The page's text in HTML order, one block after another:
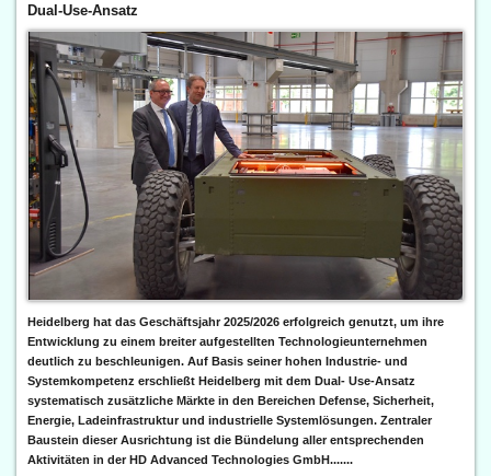
Dual-Use-Ansatz
Heidelberg hat das Geschäftsjahr 2025/2026 erfolgreich genutzt, um ihre
Entwicklung zu einem breiter aufgestellten Technologieunternehmen
deutlich zu beschleunigen. Auf Basis seiner hohen Industrie- und
Systemkompetenz erschließt Heidelberg mit dem Dual- Use-Ansatz
systematisch zusätzliche Märkte in den Bereichen Defense, Sicherheit,
Energie, Ladeinfrastruktur und industrielle Systemlösungen. Zentraler
Baustein dieser Ausrichtung ist die Bündelung aller entsprechenden
Aktivitäten in der HD Advanced Technologies GmbH.......